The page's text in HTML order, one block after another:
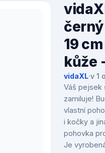
černý
19
kůže
vidaXL·v 1
Váš pejsek
zamiluje!
vlastní
i kočky a
pohovka
Je